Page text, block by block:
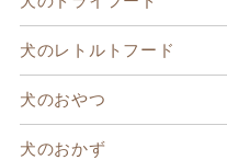
犬のレトルトフード
犬のおやつ
犬のおかず